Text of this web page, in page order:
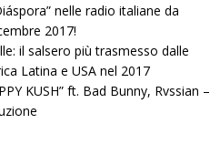
nelle radio italiane da
2017!
il salsero più trasmesso dalle
Latina e USA nel 2017
KUSH” ft. Bad Bunny, Rvssian –